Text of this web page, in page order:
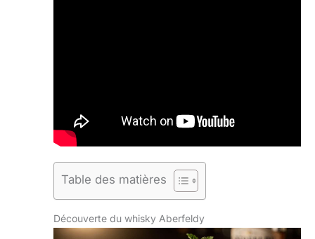
Table des matières
Découverte du whisky Aberfeldy